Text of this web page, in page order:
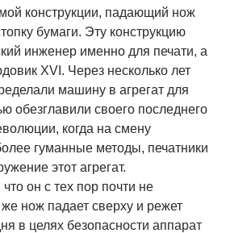
конструкции, падающий нож
бумаги. Эту конструкцию
инженер именно для печати, а
ХVI. Через несколько лет
машину в агрегат для
обезглавили своего последнего
когда на смену
гуманные методы, печатники
этот агрегат.
он с тех пор почти не
нож падает сверху и режет
в целях безопасности аппарат